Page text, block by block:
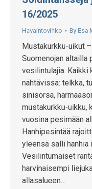
16/2025
Havaintovihko By Esa
Mustakurkku-uikut
Suomenojan altailla
vesilintulajia. Kaikki
nähtävissä: telkkä,
sinisorsa,
mustakurkku-uikku,
vuosina pesimään
Hanhipesintää
yleensä salli hanhia
Vesilintumaiset
harvinaisempi
allasalueen…